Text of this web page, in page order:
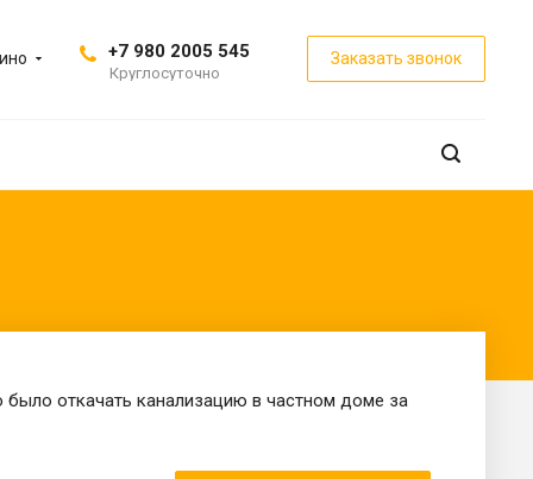
+7 980 2005 545
Круглосуточно
Заказать звонок
откачать канализацию в частном доме за